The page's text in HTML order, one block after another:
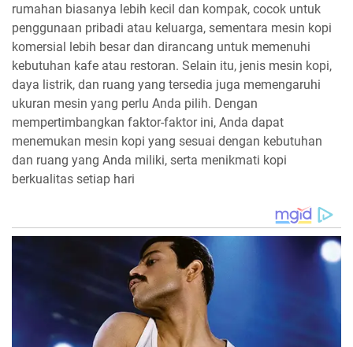
rumahan biasanya lebih kecil dan kompak, cocok untuk
penggunaan pribadi atau keluarga, sementara mesin kopi
komersial lebih besar dan dirancang untuk memenuhi
kebutuhan kafe atau restoran. Selain itu, jenis mesin kopi,
daya listrik, dan ruang yang tersedia juga memengaruhi
ukuran mesin yang perlu Anda pilih. Dengan
mempertimbangkan faktor-faktor ini, Anda dapat
menemukan mesin kopi yang sesuai dengan kebutuhan
dan ruang yang Anda miliki, serta menikmati kopi
berkualitas setiap hari